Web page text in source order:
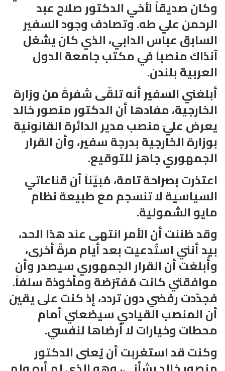
وكان صديقاً لأخي الدكتور صلاح عبد
الرحمن علي طه. وتصادف وجود السفير
السابق عباس الدابي، الذي كان يشغل
آنذاك منصباً في مكتب جامعة الدول
العربية بلندن.
أبلغني السفير أنه تلقّى شفرةً من وزارة
الخارجية، مفادها أن الدكتور منصور خالد
يعرض عليّ منصب مدير الدائرة القانونية
بوزارة الخارجية بدرجة سفير، وأن القرار
الجمهوري جاهز للتوقيع.
اعتذرت بصراحة تامة، مُبيّناً أن قناعاتي
السياسية لا تنسجم مع طبيعة نظام
مايو الشمولية.
وقد ظننت أن الأمر انتهى عند هذا الحد،
بيد أنني استُدعيت بعد أيام مرةً أخرى،
وأُبلغت أن القرار الجمهوري سيصدر وأن
موافقتي كانت مُفترَضة ومأخوذة سلفاً.
فجدّدت رفضي دون تردد، إذ كنت على يقين
أن المنصب القيادي سيضعني أمام
محطات وخيارات لا أرضاها لنفسي.
وكنت قد استغربت أن يُعنى الدكتور